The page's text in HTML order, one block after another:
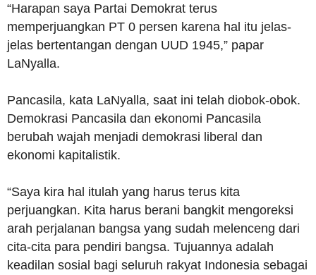
“Harapan saya Partai Demokrat terus
memperjuangkan PT 0 persen karena hal itu jelas-
jelas bertentangan dengan UUD 1945,” papar
LaNyalla.
Pancasila, kata LaNyalla, saat ini telah diobok-obok.
Demokrasi Pancasila dan ekonomi Pancasila
berubah wajah menjadi demokrasi liberal dan
ekonomi kapitalistik.
“Saya kira hal itulah yang harus terus kita
perjuangkan. Kita harus berani bangkit mengoreksi
arah perjalanan bangsa yang sudah melenceng dari
cita-cita para pendiri bangsa. Tujuannya adalah
keadilan sosial bagi seluruh rakyat Indonesia sebagai